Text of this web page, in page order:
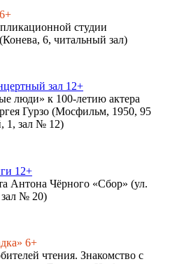
студии
6, читальный зал)
зал 12+
люди» к 100-летию актера
Гурзо (Мосфильм, 1950, 95
1, зал № 12)
12+
Антона Чёрного «Сбор» (ул.
№ 20)
6+
чтения. Знакомство с